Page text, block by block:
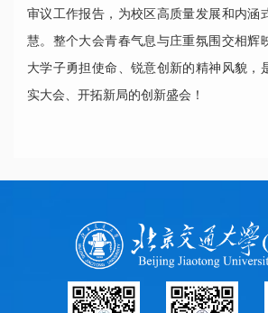
审议工作报告，为校区高质量发展和内涵
慧。整个大会青春气息与庄重氛围交相辉
大学子勇担使命、锐意创新的精神风貌，
实大会、开拓新局的创新盛会！